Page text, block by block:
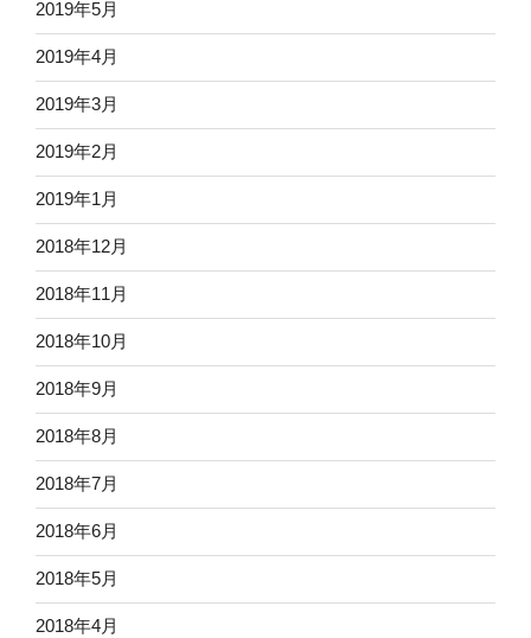
2019年5月
2019年4月
2019年3月
2019年2月
2019年1月
2018年12月
2018年11月
2018年10月
2018年9月
2018年8月
2018年7月
2018年6月
2018年5月
2018年4月